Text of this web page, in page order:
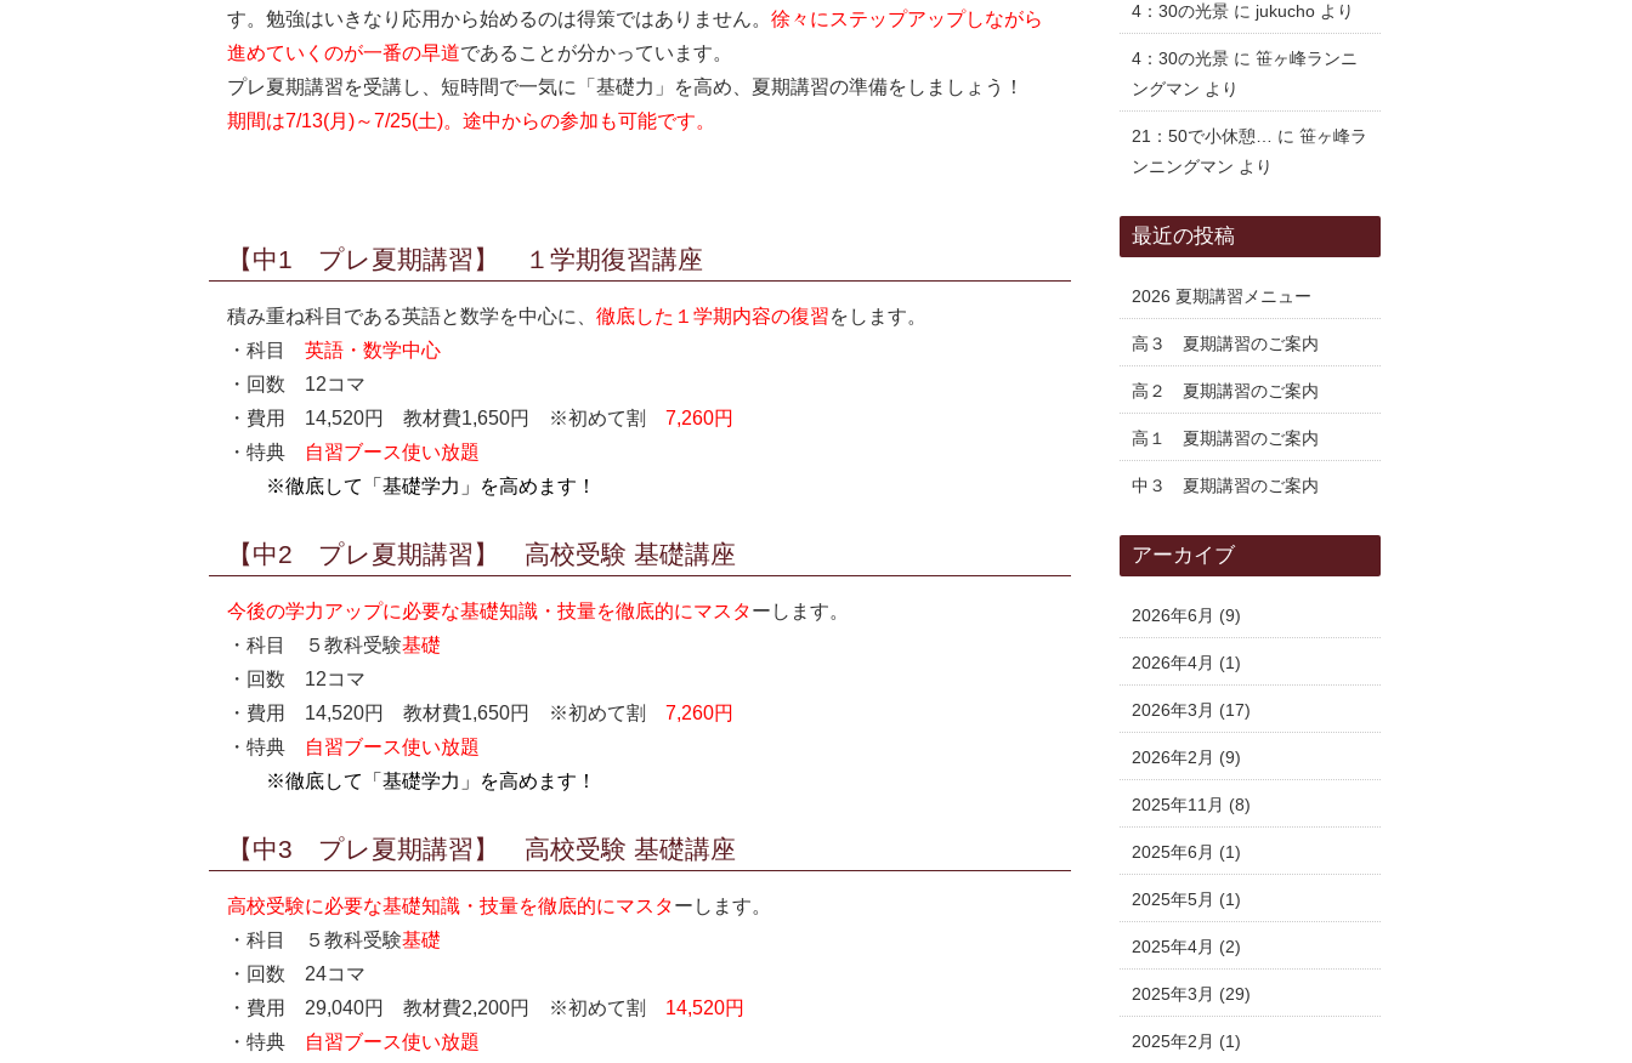
す。勉強はいきなり応用から始めるのは得策ではありません。 徐々にステップアップしながら
進めていくのが一番の早道であることが分かっています。
プレ夏期講習を受講し、短時間で一気に「基礎力」を高め、夏期講習の準備をしましょう！
期間は7/13(月)～7/25(土)。途中からの参加も可能です。
【中1 プレ夏期講習】 １学期復習講座
積み重ね科目である英語と数学を中心に、 徹底した１学期内容の復習をします。
・科目 英語・数学中心
・回数 12コマ
・費用 14,520円 教材費1,650円 ※初めて割 7,260円
・特典
自習ブース使い放題
※徹底して「基礎学力」を高めます！
【中2 プレ夏期講習】 高校受験 基礎講座
今後の学力アップに必要な基礎知識・技量を徹底的にマスターします。
・科目 ５教科受験基礎
・回数 12コマ
・費用 14,520円 教材費1,650円 ※初めて割 7,260円
・特典
自習ブース使い放題
※徹底して「基礎学力」を高めます！
【中3 プレ夏期講習】 高校受験 基礎講座
高校受験に必要な基礎知識・技量を徹底的にマスターします。
・科目 ５教科受験基礎
・回数 24コマ
・費用 29,040円 教材費2,200円 ※初めて割 14,520円
・特典
自習ブース使い放題
4：30の光景 に jukucho より
4：30の光景 に 笹ヶ峰ランニ
ングマン より
21：50で小休憩… に 笹ヶ峰ラ
ンニングマン より
最近の投稿
2026 夏期講習メニュー
高３ 夏期講習のご案内
高２ 夏期講習のご案内
高１ 夏期講習のご案内
中３ 夏期講習のご案内
アーカイブ
2026年6月 (9)
2026年4月 (1)
2026年3月 (17)
2026年2月 (9)
2025年11月 (8)
2025年6月 (1)
2025年5月 (1)
2025年4月 (2)
2025年3月 (29)
2025年2月 (1)